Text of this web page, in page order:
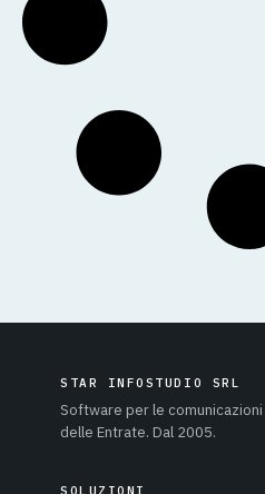
STAR INFOSTUDIO SRL
Software per le
delle Entrate. Dal 2005.